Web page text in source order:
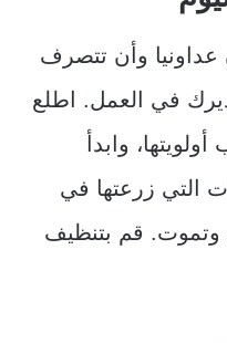
عداونيا وأن تتصرف
في العمل. اطلع
وابدأ
التي زرعتها في
وتموت. قم بتنظيف